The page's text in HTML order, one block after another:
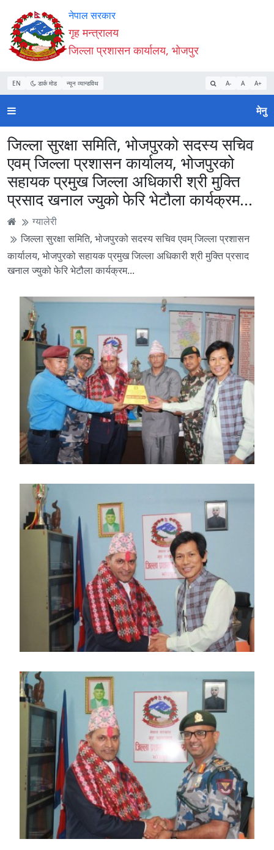
Accessibility
Mode
सुरु
गर्नुहोस्
सामाग्री
पढ्नुहाेस्
नेभिगेसन
पढ्नुहाेस्
वेबसाइट
खोजमा
जानुहोस्
नेपाल सरकार
गृह मन्त्रालय
जिल्ला प्रशासन कार्यालय, भोजपुर
EN डार्क मोड न्यून व्यान्डविथ A- A A+
मेनु
जिल्ला सुरक्षा समिति, भोजपुरको सदस्य सचिव
एवम् जिल्ला प्रशासन कार्यालय, भोजपुरको
सहायक प्रमुख जिल्ला अधिकारी श्री मुक्ति
प्रसाद खनाल ज्युको फेरि भेटौला कार्यक्रम...
ग्यालेरी
जिल्ला सुरक्षा समिति, भोजपुरको सदस्य सचिव एवम् जिल्ला प्रशासन
कार्यालय, भोजपुरको सहायक प्रमुख जिल्ला अधिकारी श्री मुक्ति प्रसाद
खनाल ज्युको फेरि भेटौला कार्यक्रम...